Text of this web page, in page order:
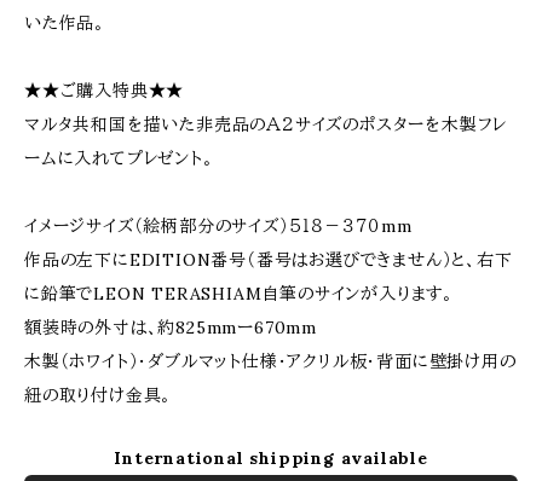
いた作品。
★★ご購入特典★★
マルタ共和国を描いた非売品のＡ２サイズのポスターを木製フレ
ームに入れてプレゼント。
イメージサイズ（絵柄部分のサイズ）５１８－３７０mm
作品の左下にEDITION番号（番号はお選びできません）と、右下
に鉛筆でLEON TERASHIAM自筆のサインが入ります。
額装時の外寸は、約825mmー670mm
木製（ホワイト）・ダブルマット仕様・アクリル板・背面に壁掛け用の
紐の取り付け金具。
International shipping available